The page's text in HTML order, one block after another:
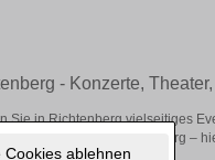
Cookies ablehnen
- Konzerte,
Sie in Richtenberg vielseitiges
in Richtenberg –